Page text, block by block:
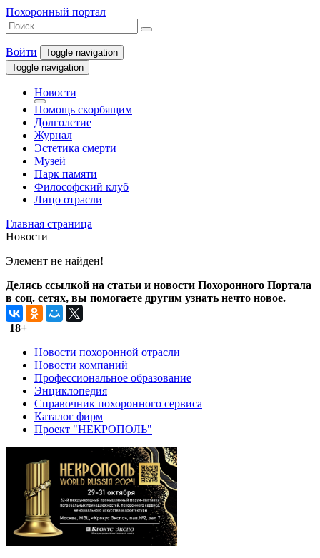
Похоронный портал
Войти
Toggle navigation
Toggle navigation
Новости
Помощь скорбящим
Долголетие
Журнал
Эстетика смерти
Музей
Парк памяти
Философский клуб
Лицо отрасли
Главная страница
Новости
Элемент не найден!
Делясь ссылкой на статьи и новости Похоронного Портала
в соц. сетях, вы помогаете другим узнать нечто новое.
18+
Новости похоронной отрасли
Новости компаний
Профессиональное образование
Энциклопедия
Справочник похоронного сервиса
Каталог фирм
Проект "НЕКРОПОЛЬ"